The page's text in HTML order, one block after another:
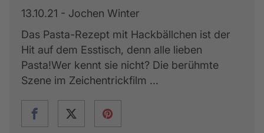
13.10.21 - Jochen Winter
Das Pasta-Rezept mit Hackbällchen ist der
Hit auf dem Esstisch, denn alle lieben
Pasta!Wer kennt sie nicht? Die berühmte
Szene im Zeichentrickfilm ...